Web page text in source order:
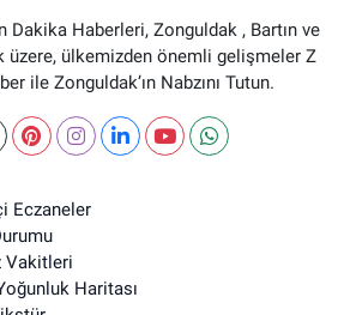
Dakika Haberleri, Zonguldak , Bartın ve
üzere, ülkemizden önemli gelişmeler Z
ile Zonguldak’ın Nabzını Tutun.
Eczaneler
Vakitleri
Haritası